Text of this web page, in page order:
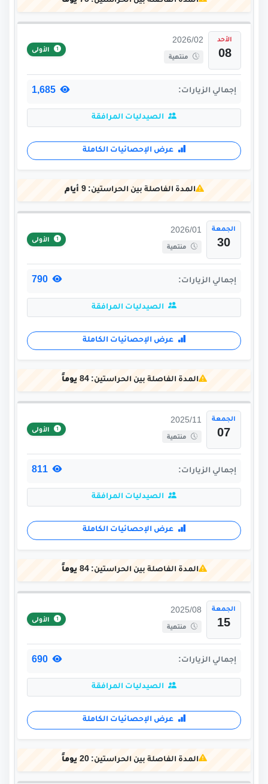
الأحد
08
2026/02
منتهية
الأولى
إجمالي الزيارات:
الصيدليات المرافقة
عرض الإحصائيات الكاملة
المدة الفاصلة بين الحراستين:9 أيام
الجمعة
30
2026/01
منتهية
الأولى
إجمالي الزيارات:
الصيدليات المرافقة
عرض الإحصائيات الكاملة
المدة الفاصلة بين الحراستين:84 يوماً
الجمعة
07
2025/11
منتهية
الأولى
إجمالي الزيارات:
الصيدليات المرافقة
عرض الإحصائيات الكاملة
المدة الفاصلة بين الحراستين:84 يوماً
الجمعة
15
2025/08
منتهية
الأولى
إجمالي الزيارات:
الصيدليات المرافقة
عرض الإحصائيات الكاملة
المدة الفاصلة بين الحراستين:20 يوماً